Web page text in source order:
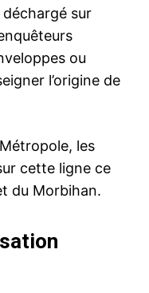
sur
ou
l’origine de
les
cette ligne ce
du Morbihan.